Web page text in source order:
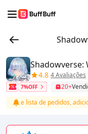
Shadowverse:
4.8 4 Avaliações
7%OFF 20+
lista de pedidos,